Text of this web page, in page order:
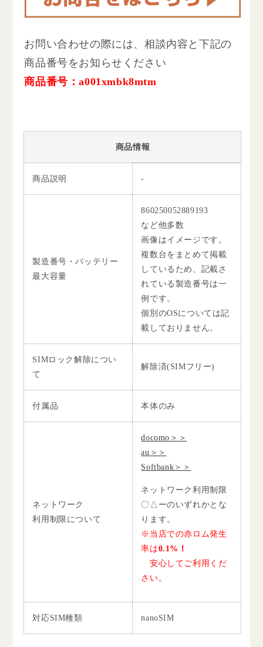
お問い合わせの際には、相談内容と下記の
商品番号をお知らせください
商品番号：a001xmbk8mtm
商品情報
商品説明 -
製造番号・バッテリー
最大容量
860250052889193
など他多数
画像はイメージです。
複数台をまとめて掲載
しているため、記載さ
れている製造番号は一
例です。
個別のOSについては記
載しておりません。
SIMロック解除につい
て
解除済(SIMフリー)
付属品 本体のみ
ネットワーク
利用制限について
docomo＞＞
au＞＞
Softbank＞＞
ネットワーク利用制限
〇△ーのいずれかとな
ります。
※当店での赤ロム発生
率は0.1%！
安心してご利用くだ
さい。
対応SIM種類 nanoSIM